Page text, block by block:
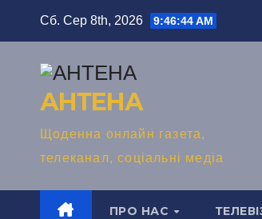
Сб. Сер 8th, 2026 9:46:45 AM
АНТЕНА
Щоденна онлайн газета,
телеканал, соціальні медіа
ПРО НАС